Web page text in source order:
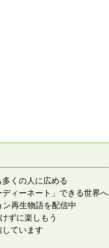
くの人に広める
ィーネート」できる世界へ
再生物語を配信中
ずに楽しもう
ています